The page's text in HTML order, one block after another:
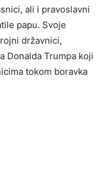
ali i pravoslavni
papu. Svoje
državnici,
Donalda Trumpa koji
tokom boravka